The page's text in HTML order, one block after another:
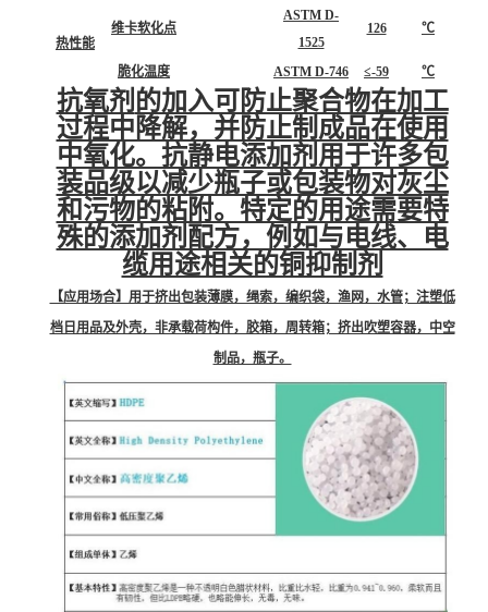
热性能
维卡软化点
ASTM D-
1525
126 ℃
脆化温度 ASTM D-746 ≤-59 ℃
抗氧剂 的加入可防止聚合物在加工
过程中降解，并防止制成品在使用
中氧化。抗静电添加剂用于许多包
装品级以减少瓶子或包装物对灰尘
和污物的粘附。特定的用途需要特
殊的添加剂配方，例如与电线、电
缆用途相关的铜抑制剂
【应用场合】用于挤出包装薄膜，绳索，编织袋，渔网，水管；注塑低
档日用品及外壳，非承载荷构件，胶箱，周转箱；挤出吹塑容器，中空
制品，瓶子。